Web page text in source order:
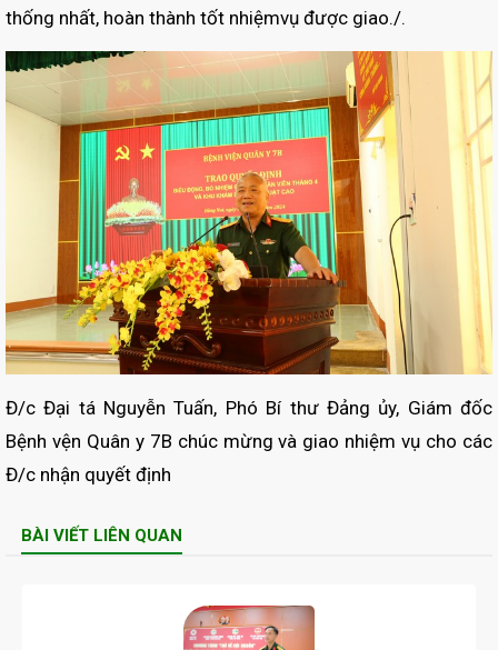
thống nhất, hoàn thành tốt nhiệmvụ được giao./.
Đ/c Đại tá Nguyễn Tuấn, Phó Bí thư Đảng ủy, Giám đốc
Bệnh vện Quân y 7B chúc mừng và giao nhiệm vụ cho các
Đ/c nhận quyết định
BÀI VIẾT LIÊN QUAN